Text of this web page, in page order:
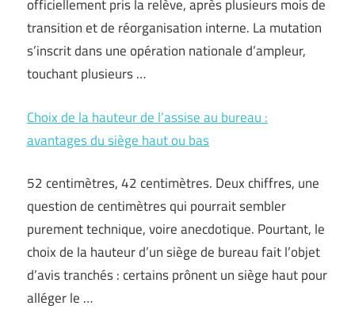
officiellement pris la relève, après plusieurs mois de
transition et de réorganisation interne. La mutation
s’inscrit dans une opération nationale d’ampleur,
touchant plusieurs …
Choix de la hauteur de l’assise au bureau :
avantages du siège haut ou bas
52 centimètres, 42 centimètres. Deux chiffres, une
question de centimètres qui pourrait sembler
purement technique, voire anecdotique. Pourtant, le
choix de la hauteur d’un siège de bureau fait l’objet
d’avis tranchés : certains prônent un siège haut pour
alléger le …